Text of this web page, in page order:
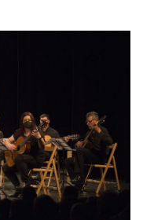
con la
educativa,
punto toda la